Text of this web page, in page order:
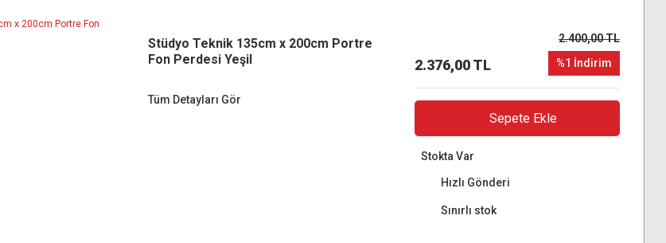
Stüdyo Teknik 135cm x 200cm Portre
Fon Perdesi Yeşil
Tüm Detayları Gör
2.376,00 TL
2.400,00 TL
%1 İndirim
Sepete Ekle
Stokta Var
Hızlı Gönderi
Sınırlı stok